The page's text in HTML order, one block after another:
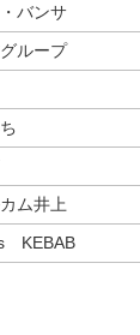
バンサ
ループ
ム井上
KEBAB